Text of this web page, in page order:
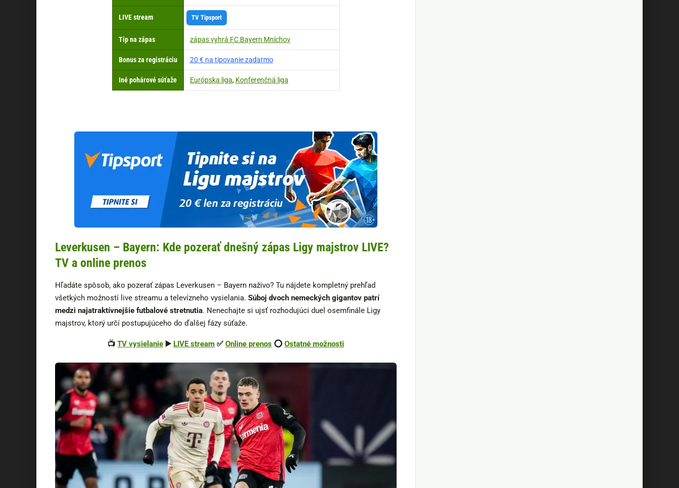
LIVE stream TV Tipsport
Tip na zápas zápas vyhrá FC Bayern Mníchov
Bonus za registráciu 20 € na tipovanie zadarmo
Iné pohárové súťaže Európska liga, Konferenčná liga
Leverkusen – Bayern: Kde pozerať dnešný zápas Ligy majstrov LIVE?
TV a online prenos
Hľadáte spôsob, ako pozerať zápas Leverkusen – Bayern naživo? Tu nájdete kompletný prehľad
všetkých možností live streamu a televízneho vysielania. Súboj dvoch nemeckých gigantov patrí
medzi najatraktívnejšie futbalové stretnutia. Nenechajte si ujsť rozhodujúci duel osemfinále Ligy
majstrov, ktorý určí postupujúceho do ďalšej fázy súťaže.
📺 TV vysielanie ▶️ LIVE stream ✅ Online prenos ⭕ Ostatné možnosti